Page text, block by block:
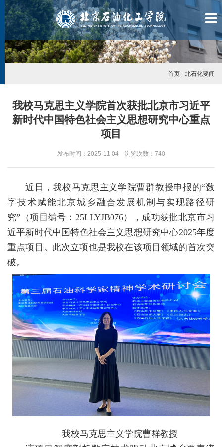
学
校
概
况
部
设
置
招
首页 - 北石化要闻
我校马克思主义学院首次获批北京市习近平
新时代中国特色社会主义思想研究中心重点
项目
发布时间：2025-11-04 浏览次数： 740
近日，我校马克思主义学院曹群教授申报的“数
字技术赋能北京城乡融合发展机制与实现路径研
究”（项目编号：25LLYJB076），成功获批北京市习
近平新时代中国特色社会主义思想研究中心2025年度
重点项目。此次立项也是我校在该项目领域的首次突
破。
我校马克思主义学院曹群教授